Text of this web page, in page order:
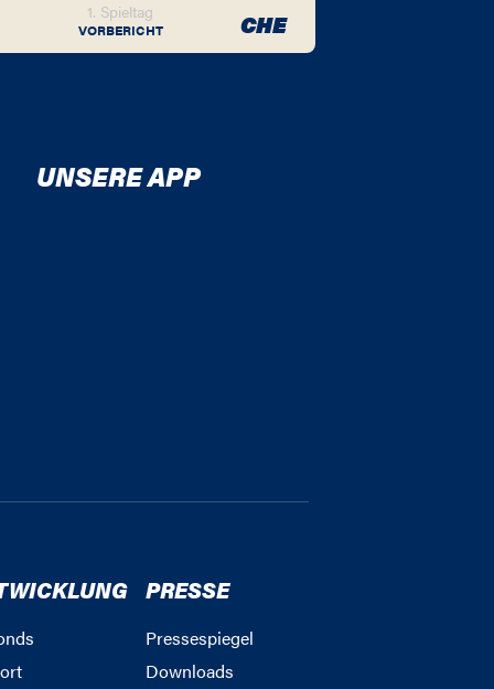
1. Spieltag
VORBERICHT CHE
UNSERE APP
PRESSE
Pressespiegel
Downloads